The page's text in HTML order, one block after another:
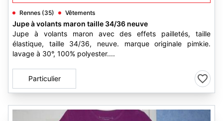
Rennes (35) Vêtements
Jupe à volants maron taille 34/36 neuve
Jupe à volants maron avec des effets pailletés, taille
élastique, taille 34/36, neuve. marque originale pimkie.
lavage à 30°, 100% polyester....
Particulier